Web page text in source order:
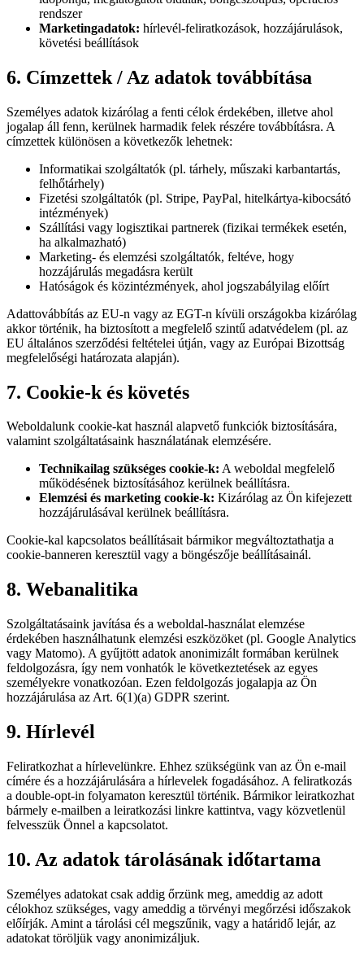
rendszer
Marketingadatok: hírlevél-feliratkozások, hozzájárulások,
követési beállítások
6. Címzettek / Az adatok továbbítása
Személyes adatok kizárólag a fenti célok érdekében, illetve ahol
jogalap áll fenn, kerülnek harmadik felek részére továbbításra. A
címzettek különösen a következők lehetnek:
Informatikai szolgáltatók (pl. tárhely, műszaki karbantartás,
felhőtárhely)
Fizetési szolgáltatók (pl. Stripe, PayPal, hitelkártya-kibocsátó
intézmények)
Szállítási vagy logisztikai partnerek (fizikai termékek esetén,
ha alkalmazható)
Marketing- és elemzési szolgáltatók, feltéve, hogy
hozzájárulás megadásra került
Hatóságok és közintézmények, ahol jogszabályilag előírt
Adattovábbítás az EU-n vagy az EGT-n kívüli országokba kizárólag
akkor történik, ha biztosított a megfelelő szintű adatvédelem (pl. az
EU általános szerződési feltételei útján, vagy az Európai Bizottság
megfelelőségi határozata alapján).
7. Cookie-k és követés
Weboldalunk cookie-kat használ alapvető funkciók biztosítására,
valamint szolgáltatásaink használatának elemzésére.
Technikailag szükséges cookie-k: A weboldal megfelelő
működésének biztosításához kerülnek beállításra.
Elemzési és marketing cookie-k: Kizárólag az Ön kifejezett
hozzájárulásával kerülnek beállításra.
Cookie-kal kapcsolatos beállításait bármikor megváltoztathatja a
cookie-banneren keresztül vagy a böngészője beállításainál.
8. Webanalitika
Szolgáltatásaink javítása és a weboldal-használat elemzése
érdekében használhatunk elemzési eszközöket (pl. Google Analytics
vagy Matomo). A gyűjtött adatok anonimizált formában kerülnek
feldolgozásra, így nem vonhatók le következtetések az egyes
személyekre vonatkozóan. Ezen feldolgozás jogalapja az Ön
hozzájárulása az Art. 6(1)(a) GDPR szerint.
9. Hírlevél
Feliratkozhat a hírlevelünkre. Ehhez szükségünk van az Ön e-mail
címére és a hozzájárulására a hírlevelek fogadásához. A feliratkozás
a double-opt-in folyamaton keresztül történik. Bármikor leiratkozhat
bármely e-mailben a leiratkozási linkre kattintva, vagy közvetlenül
felvesszük Önnel a kapcsolatot.
10. Az adatok tárolásának időtartama
Személyes adatokat csak addig őrzünk meg, ameddig az adott
célokhoz szükséges, vagy ameddig a törvényi megőrzési időszakok
előírják. Amint a tárolási cél megszűnik, vagy a határidő lejár, az
adatokat töröljük vagy anonimizáljuk.